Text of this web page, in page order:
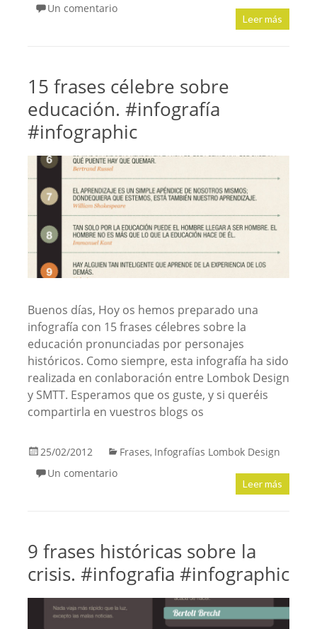
Un comentario
Leer más
15 frases célebre sobre
educación. #infografía
#infographic
Buenos días, Hoy os hemos preparado una
infografía con 15 frases célebres sobre la
educación pronunciadas por personajes
históricos. Como siempre, esta infografía ha sido
realizada en conlaboración entre Lombok Design
y SMTT. Esperamos que os guste, y si queréis
compartirla en vuestros blogs os
25/02/2012 Frases, Infografías Lombok Design
Un comentario
Leer más
9 frases históricas sobre la
crisis. #infografia #infographic